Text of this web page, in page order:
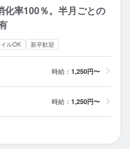
化率100％。半月ごとの
ルOK 新卒歓迎
時給： 1,250円〜
時給： 1,250円〜